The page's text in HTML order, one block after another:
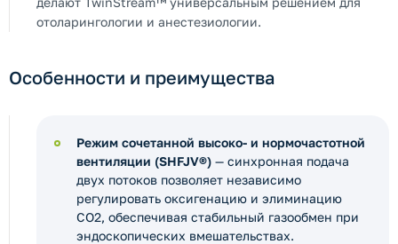
отоларингологии и анестезиологии.
Особенности и преимущества
Режим сочетанной высоко- и нормочастотной
вентиляции (SHFJV®) — синхронная подача
двух потоков позволяет независимо
регулировать оксигенацию и элиминацию
СО2, обеспечивая стабильный газообмен при
эндоскопических вмешательствах.